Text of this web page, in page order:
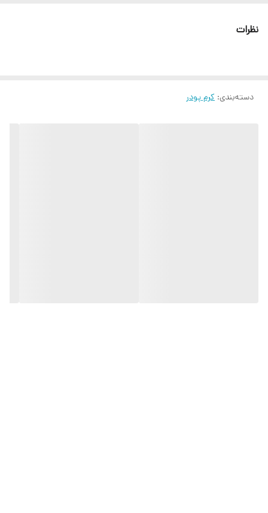
برای پوست به همراه ندارد. آیا این کرم تاثیرگذاری دائمی بروی پوست دارد
نظرات
دسته‌بندی: کرم پودر